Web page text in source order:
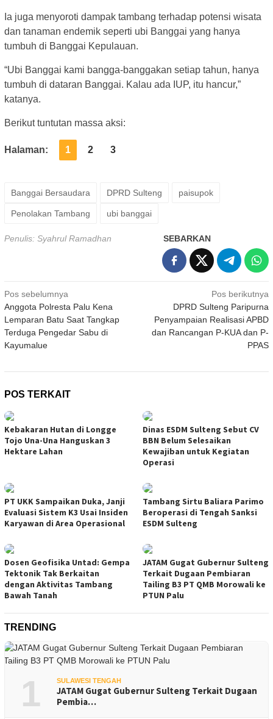
Ia juga menyoroti dampak tambang terhadap potensi wisata
dan tanaman endemik seperti ubi Banggai yang hanya
tumbuh di Banggai Kepulauan.
“Ubi Banggai kami bangga-banggakan setiap tahun, hanya
tumbuh di dataran Banggai. Kalau ada IUP, itu hancur,”
katanya.
Berikut tuntutan massa aksi:
Halaman: 1 2 3
Banggai Bersaudara DPRD Sulteng paisupok
Penolakan Tambang ubi banggai
Penulis: Syahrul Ramadhan SEBARKAN
Navigasi
pos
Pos sebelumnya
Anggota Polresta Palu Kena
Lemparan Batu Saat Tangkap
Terduga Pengedar Sabu di
Kayumalue
Pos berikutnya
DPRD Sulteng Paripurna
Penyampaian Realisasi APBD
dan Rancangan P-KUA dan P-
PPAS
POS TERKAIT
Kebakaran Hutan di Longge
Tojo Una-Una Hanguskan 3
Hektare Lahan
Dinas ESDM Sulteng Sebut CV
BBN Belum Selesaikan
Kewajiban untuk Kegiatan
Operasi
PT UKK Sampaikan Duka, Janji
Evaluasi Sistem K3 Usai Insiden
Karyawan di Area Operasional
Tambang Sirtu Baliara Parimo
Beroperasi di Tengah Sanksi
ESDM Sulteng
Dosen Geofisika Untad: Gempa
Tektonik Tak Berkaitan
dengan Aktivitas Tambang
Bawah Tanah
JATAM Gugat Gubernur Sulteng
Terkait Dugaan Pembiaran
Tailing B3 PT QMB Morowali ke
PTUN Palu
TRENDING
1 SULAWESI TENGAH
JATAM Gugat Gubernur Sulteng Terkait Dugaan
Pembia…